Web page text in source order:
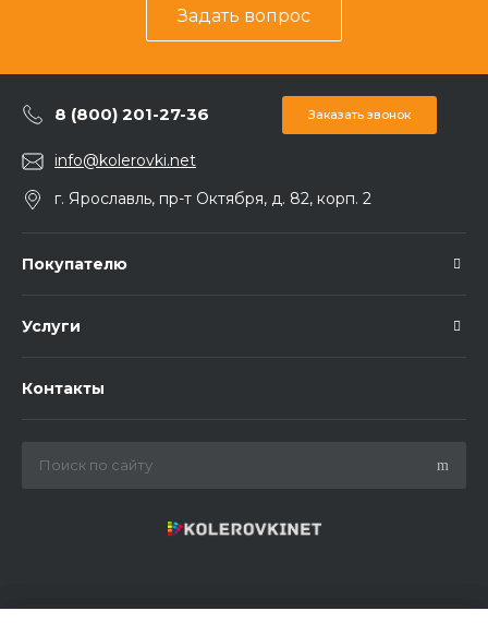
Задать вопрос
8 (800) 201-27-36 Заказать звонок
info@kolerovki.net
г. Ярославль, пр-т Октября, д. 82, корп. 2
Покупателю
Услуги
Контакты